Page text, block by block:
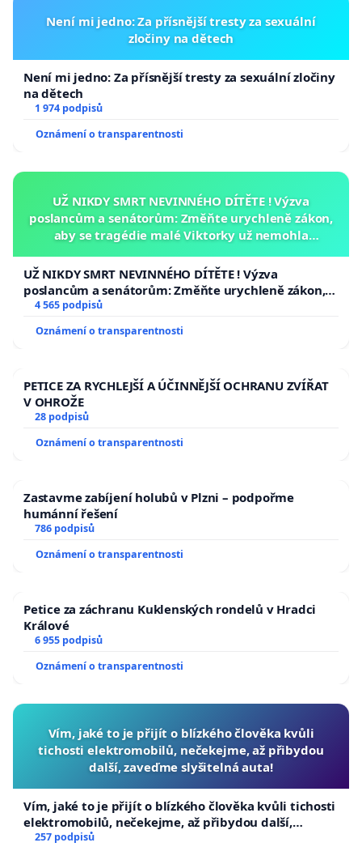
Není mi jedno: Za přísnější tresty za sexuální
zločiny na dětech
Není mi jedno: Za přísnější tresty za sexuální zločiny
na dětech
1 974 podpisů
Oznámení o transparentnosti
UŽ NIKDY SMRT NEVINNÉHO DÍTĚTE ! Výzva
poslancům a senátorům: Změňte urychleně zákon,
aby se tragédie malé Viktorky už nemohla
UŽ NIKDY SMRT NEVINNÉHO DÍTĚTE ! Výzva
poslancům a senátorům: Změňte urychleně zákon,
aby se tragédie malé Viktorky už nemohla opakovat!
4 565 podpisů
Oznámení o transparentnosti
PETICE ZA RYCHLEJŠÍ A ÚČINNĚJŠÍ OCHRANU ZVÍŘAT
V OHROŽE
28 podpisů
Oznámení o transparentnosti
Zastavme zabíjení holubů v Plzni – podpořme
humánní řešení
786 podpisů
Oznámení o transparentnosti
Petice za záchranu Kuklenských rondelů v Hradci
Králové
6 955 podpisů
Oznámení o transparentnosti
Vím, jaké to je přijít o blízkého člověka kvůli
tichosti elektromobilů, nečekejme, až přibydou
další, zaveďme slyšitelná auta!
Vím, jaké to je přijít o blízkého člověka kvůli tichosti
elektromobilů, nečekejme, až přibydou další,
zaveďme slyšitelná auta!
257 podpisů